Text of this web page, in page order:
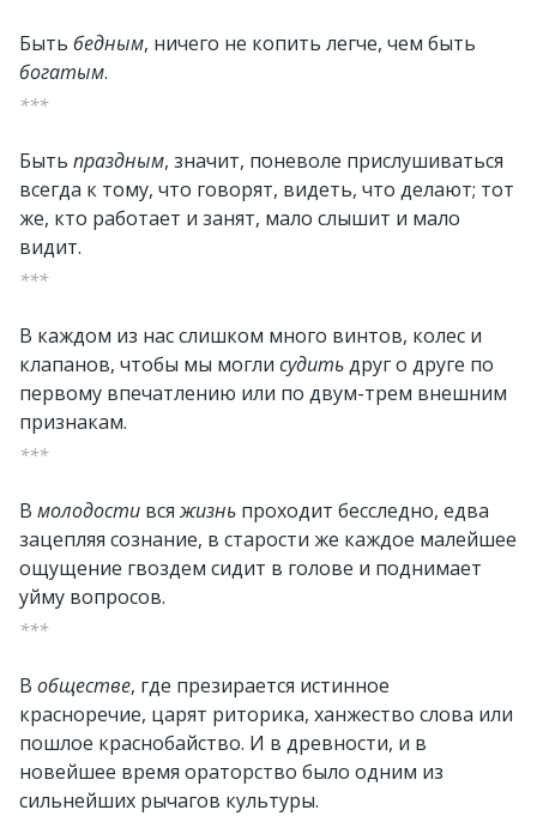
Быть бедным, ничего не копить легче, чем быть
богатым.
***
Быть праздным, значит, поневоле прислушиваться
всегда к тому, что говорят, видеть, что делают; тот
же, кто работает и занят, мало слышит и мало
видит.
***
В каждом из нас слишком много винтов, колес и
клапанов, чтобы мы могли судитьдруг о друге по
первому впечатлению или по двум-трем внешним
признакам.
***
В молодости всяжизнь проходит бесследно, едва
зацепляя сознание, в старости же каждое малейшее
ощущение гвоздем сидит в голове и поднимает
уйму вопросов.
***
В обществе, где презирается истинное
красноречие, царят риторика, ханжество слова или
пошлое краснобайство. И в древности, и в
новейшее время ораторство было одним из
сильнейших рычагов культуры.